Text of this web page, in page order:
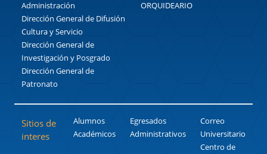
Administración
Dirección General de Difusión
Cultura y Servicio
Dirección General de
Investigación y Posgrado
Dirección General de
Patronato
ORQUIDEARIO
Sitios de
interes
Alumnos
Académicos
Egresados
Administrativos
Correo
Universitario
Centro de